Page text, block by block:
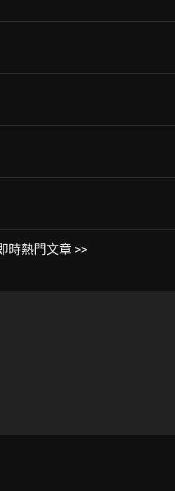
時熱門文章 >>